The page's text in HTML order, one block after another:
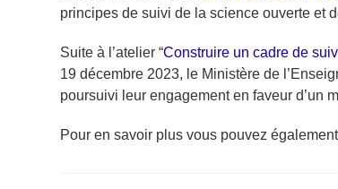
principes de suivi de la science ouverte et
Suite à l’atelier “Construire un cadre de
19 décembre 2023, le Ministère de
poursuivi leur engagement en faveur d’un
Pour en savoir plus vous pouvez